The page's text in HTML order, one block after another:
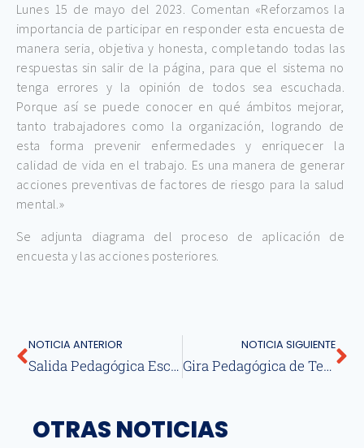
Lunes 15 de mayo del 2023. Comentan «Reforzamos la
importancia de participar en responder esta encuesta de
manera seria, objetiva y honesta, completando todas las
respuestas sin salir de la página, para que el sistema no
tenga errores y la opinión de todos sea escuchada.
Porque así se puede conocer en qué ámbitos mejorar,
tanto trabajadores como la organización, logrando de
esta forma prevenir enfermedades y enriquecer la
calidad de vida en el trabajo. Es una manera de generar
acciones preventivas de factores de riesgo para la salud
mental.»
Se adjunta diagrama del proceso de aplicación de
encuesta y las acciones posteriores.
NOTICIA ANTERIOR
Salida Pedagógica Escuela Paillahue De Molco
NOTICIA SIGUIENTE
Gira Pedagógica de Tercero medio Lyon
OTRAS NOTICIAS